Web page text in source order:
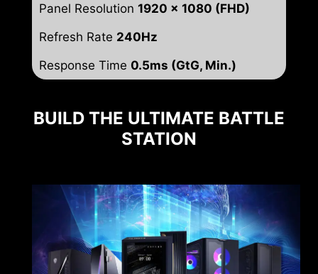
Panel Resolution 1920 x 1080 (FHD)
Refresh Rate 240Hz
Response Time 0.5ms (GtG, Min.)
BUILD THE ULTIMATE BATTLE
STATION